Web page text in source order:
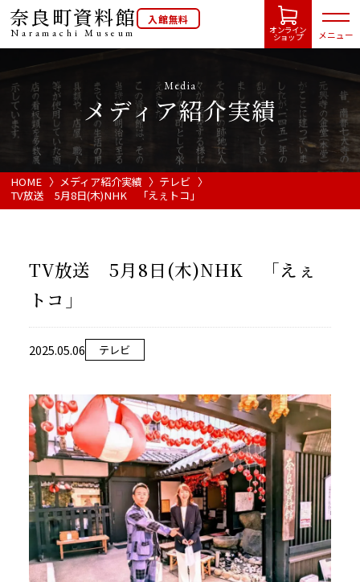
奈良町資料館
NaramachiMuseum
入館無料
オンライン
ショップ メニュー
HOME
開館カレンダー
ご利用案内
当館について
当館について
メディア実績
活動実績
お知らせ
ブログ
Media
メディア紹介実績
HOME メディア紹介実績
テレビ
TV放送 5月8日(木)NHK 「えぇトコ」
TV放送 5月8日(木)NHK 「えぇ
トコ」
2025.05.06 テレビ